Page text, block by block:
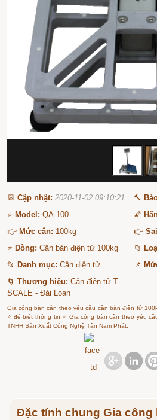
📆Cập nhật: 2020-11-02 09:10:21 🔨
⭐ Model: QA-100 🌠
👉 Mức cân: 100kg 👉
⭐ Dòng: Cân bàn điện tử 100kg 📁
📂 Danh mục: Cân điện tử 📌
🌀Thương hiệu: Cân điện tử T-
SCALE - Đài Loan
Gia công bàn cân theo yêu cầu cần bàn điện tử
⭐ để biết thông tin ⭐ Gia công bàn cân theo yêu
TNHH Sản Xuất Công Nghệ Tân Nam Phát.
Đặc tính chung Gia công